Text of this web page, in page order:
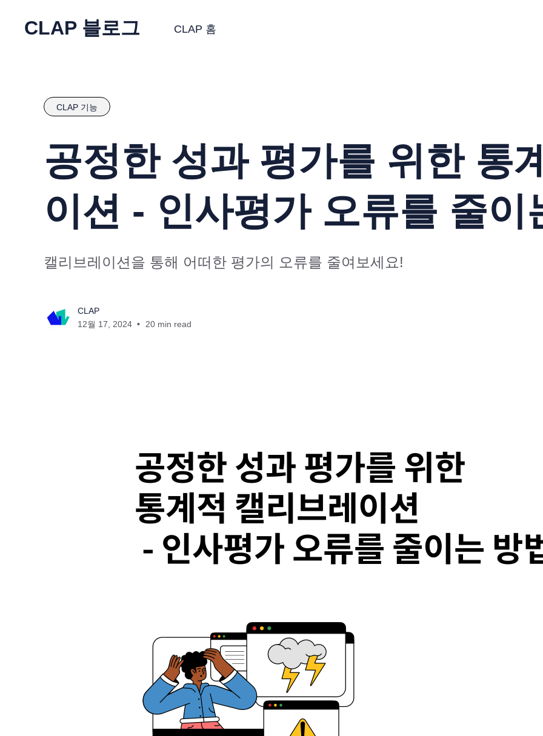
CLAP 블로그 CLAP 홈
CLAP 기능
공정한 성과 평가를 위한 통
이션 - 인사평가 오류를 줄이
캘리브레이션을 통해 어떠한 평가의 오류를 줄여보세요!
CLAP
12월 17, 2024
20 min read